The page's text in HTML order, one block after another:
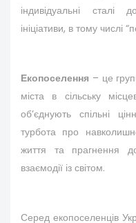
індивідуальні сталі
ініціативи, в тому числі
Екопоселення – це
міста в сільську
об’єднують спільні
турбота про
життя та прагнення
взаємодії із світом.
Серед екопоселенців